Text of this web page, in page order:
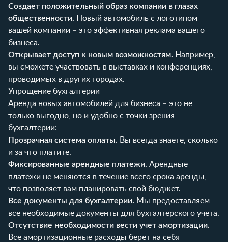
Создает положительный образ компании в глазах
общественности. Новый автомобиль с логотипом
вашей компании – это эффективная реклама вашего
бизнеса.
Открывает доступ к новым возможностям. Например,
вы сможете участвовать в выставках и конференциях,
проводимых в других городах.
Упрощение бухгалтерии
Аренда новых автомобилей для бизнеса – это не
только выгодно, но и удобно с точки зрения
бухгалтерии:
Прозрачная система оплаты. Вы всегда знаете, сколько
и за что платите.
Фиксированные арендные платежи. Арендные
платежи не меняются в течение всего срока аренды,
что позволяет вам планировать свой бюджет.
Все документы для бухгалтерии. Мы предоставляем
все необходимые документы для бухгалтерского учета.
Отсутствие необходимости вести учет амортизации.
Все амортизационные расходы берет на себя